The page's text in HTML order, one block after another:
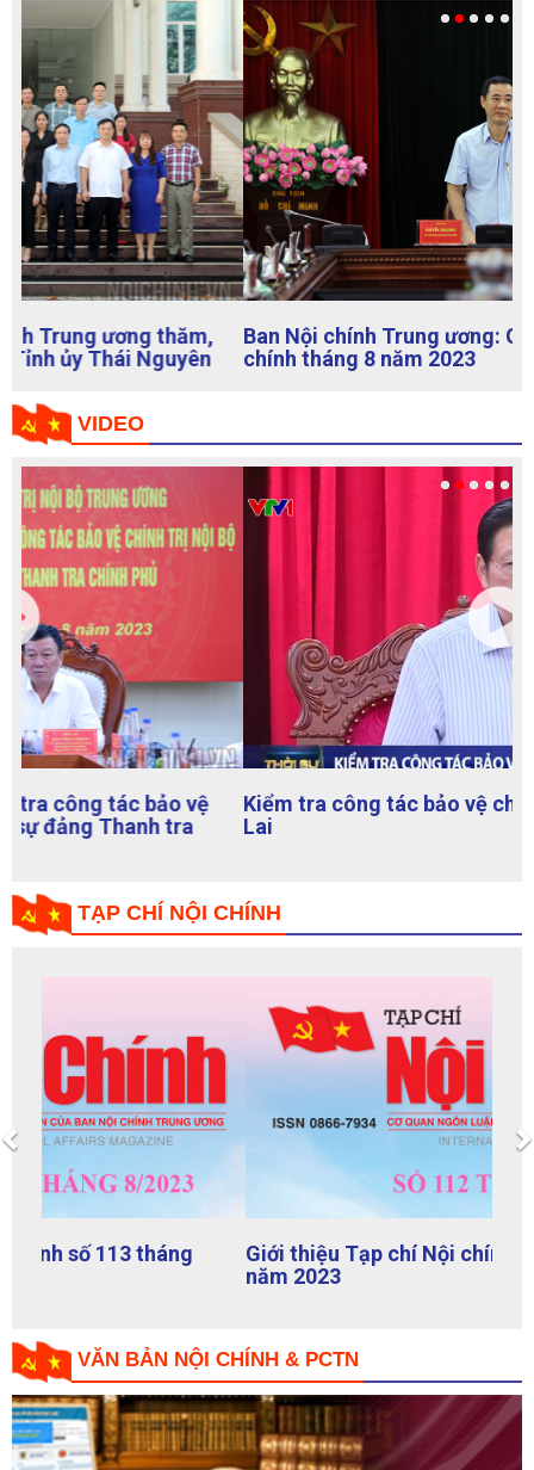
Ban Nội chính Trung ương: Giao ban công tác nội
chính tháng 8 năm 2023
VIDEO
Kiểm tra công tác bảo vệ chính trị nội bộ tại Gia
Lai
năm 2023
Previous